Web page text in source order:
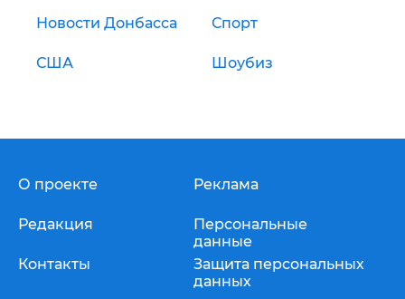
Новости Донбасса Спорт
США Шоубиз
О проекте
Редакция
Контакты
Реклама
Персональные
данные
Защита персональных
данных